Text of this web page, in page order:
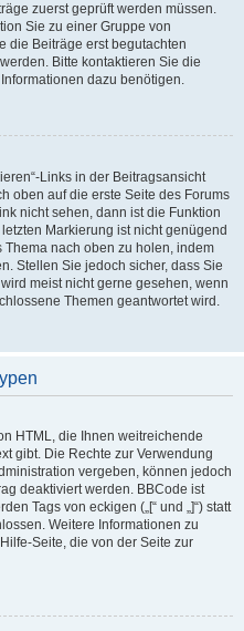
zuerst geprüft werden müssen.
Sie zu einer Gruppe von
die Beiträge erst begutachten
Bitte kontaktieren Sie die
dazu benötigen.
Links in der Beitragsansicht
oben auf die erste Seite des Forums
nicht sehen, dann ist die Funktion
Markierung ist nicht genügend
nach oben zu holen, indem
Stellen Sie jedoch sicher, dass Sie
meist nicht gerne gesehen, wenn
Themen geantwortet wird.
HTML, die Ihnen weitreichende
gibt. Die Rechte zur Verwendung
vergeben, können jedoch
deaktiviert werden. BBCode ist
Tags von eckigen („[“ und „]“) statt
Weitere Informationen zu
Seite, die von der Seite zur